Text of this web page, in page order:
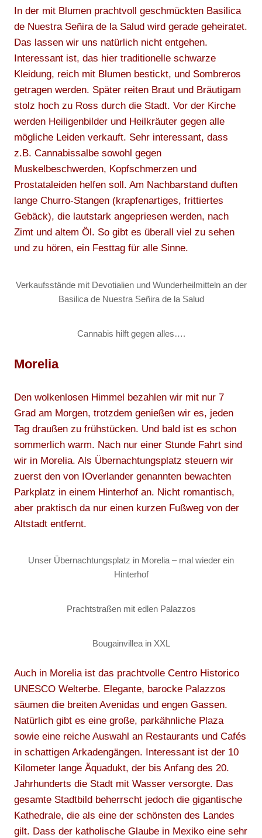
In der mit Blumen prachtvoll geschmückten Basilica
de Nuestra Señira de la Salud wird gerade geheiratet.
Das lassen wir uns natürlich nicht entgehen.
Interessant ist, das hier traditionelle schwarze
Kleidung, reich mit Blumen bestickt, und Sombreros
getragen werden. Später reiten Braut und Bräutigam
stolz hoch zu Ross durch die Stadt. Vor der Kirche
werden Heiligenbilder und Heilkräuter gegen alle
mögliche Leiden verkauft. Sehr interessant, dass
z.B. Cannabissalbe sowohl gegen
Muskelbeschwerden, Kopfschmerzen und
Prostataleiden helfen soll. Am Nachbarstand duften
lange Churro-Stangen (krapfenartiges, frittiertes
Gebäck), die lautstark angepriesen werden, nach
Zimt und altem Öl. So gibt es überall viel zu sehen
und zu hören, ein Festtag für alle Sinne.
Verkaufsstände mit Devotialien und Wunderheilmitteln an der
Basilica de Nuestra Señira de la Salud
Cannabis hilft gegen alles….
Morelia
Den wolkenlosen Himmel bezahlen wir mit nur 7
Grad am Morgen, trotzdem genießen wir es, jeden
Tag draußen zu frühstücken. Und bald ist es schon
sommerlich warm. Nach nur einer Stunde Fahrt sind
wir in Morelia. Als Übernachtungsplatz steuern wir
zuerst den von IOverlander genannten bewachten
Parkplatz in einem Hinterhof an. Nicht romantisch,
aber praktisch da nur einen kurzen Fußweg von der
Altstadt entfernt.
Unser Übernachtungsplatz in Morelia – mal wieder ein
Hinterhof
Prachtstraßen mit edlen Palazzos
Bougainvillea in XXL
Auch in Morelia ist das prachtvolle Centro Historico
UNESCO Welterbe. Elegante, barocke Palazzos
säumen die breiten Avenidas und engen Gassen.
Natürlich gibt es eine große, parkähnliche Plaza
sowie eine reiche Auswahl an Restaurants und Cafés
in schattigen Arkadengängen. Interessant ist der 10
Kilometer lange Äquadukt, der bis Anfang des 20.
Jahrhunderts die Stadt mit Wasser versorgte. Das
gesamte Stadtbild beherrscht jedoch die gigantische
Kathedrale, die als eine der schönsten des Landes
gilt. Dass der katholische Glaube in Mexiko eine sehr